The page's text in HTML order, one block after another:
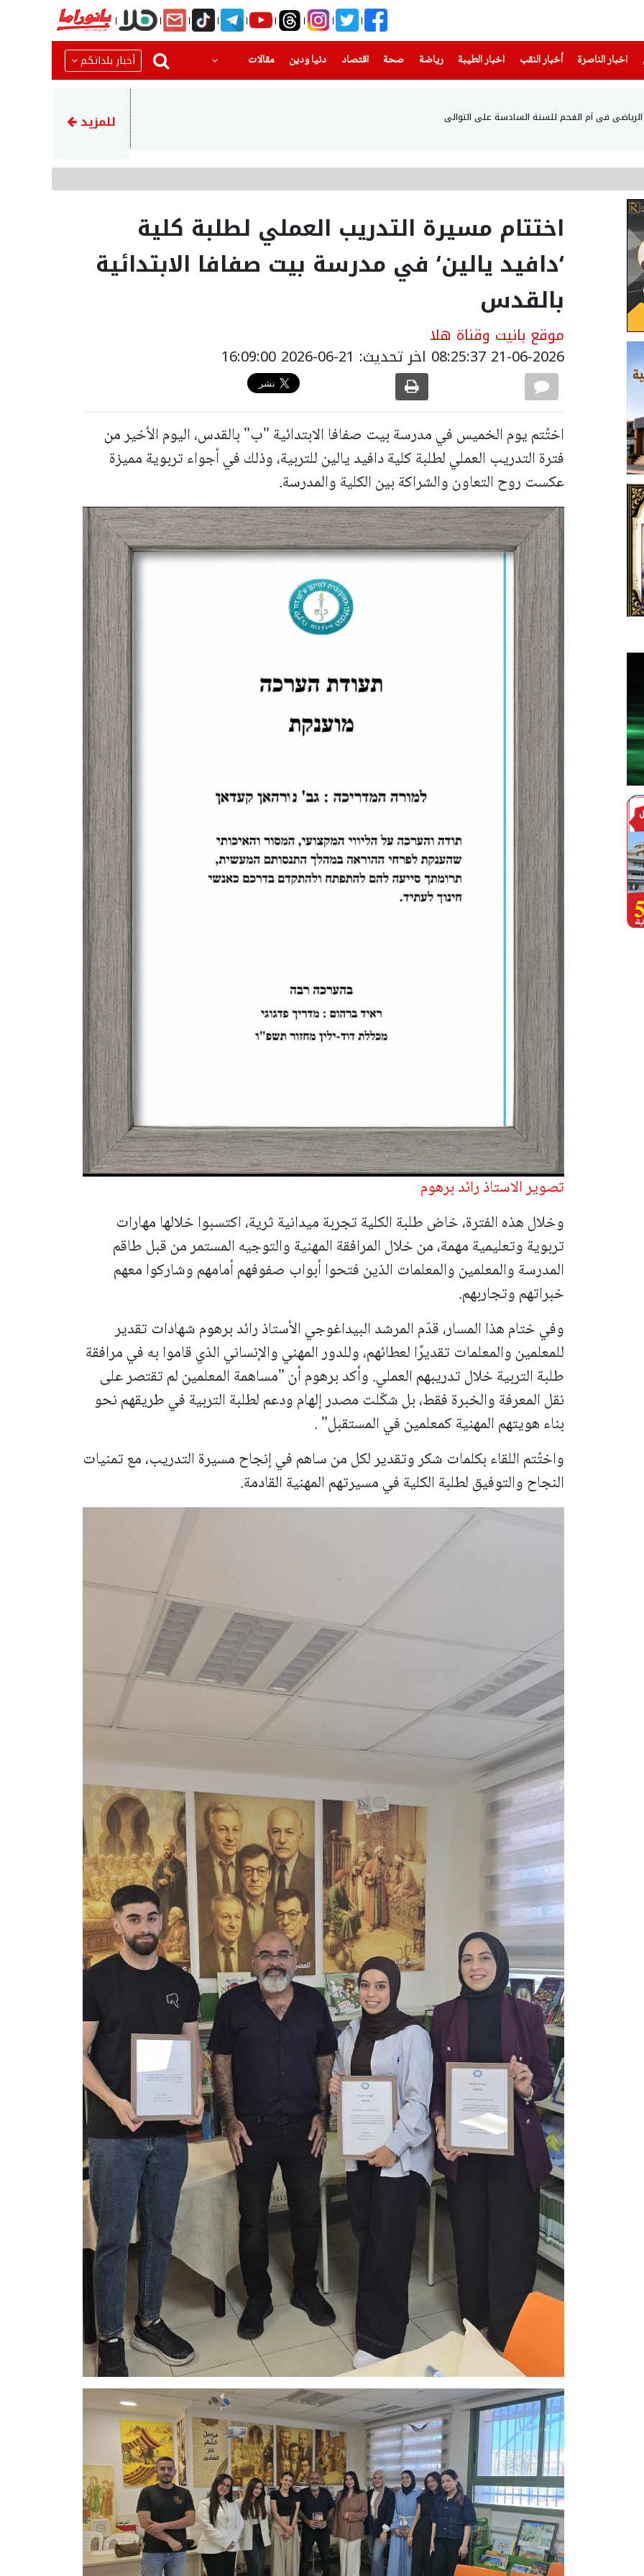
اخبار الناصرة
(current) أخبار النقب اخبار الطيبة(current) رياضة
(current) صحة(current) اقتصاد دنيا ودين
(current) مقالات أخبار بلداتكم
في أم الفحم للسنة السادسة على التوالي ضبط أسلحة وذخيرة في
للمزيد
اختتام مسيرة التدريب العملي لطلبة كلية
‘دافيد يالين‘ في مدرسة بيت صفافا الابتدائية
بالقدس
موقع بانيت وقناة هلا
21-06-2026 08:25:37 اخر تحديث: 21-06-2026 16:09:00
اختُتم يوم الخميس في مدرسة بيت صفافا الابتدائية "ب" بالقدس، اليوم الأخير من
فترة التدريب العملي لطلبة كلية دافيد يالين للتربية، وذلك في أجواء تربوية مميزة
عكست روح التعاون والشراكة بين الكلية والمدرسة.
تصوير الاستاذ رائد برهوم
وخلال هذه الفترة، خاض طلبة الكلية تجربة ميدانية ثرية، اكتسبوا خلالها مهارات
تربوية وتعليمية مهمة، من خلال المرافقة المهنية والتوجيه المستمر من قبل طاقم
المدرسة والمعلمين والمعلمات الذين فتحوا أبواب صفوفهم أمامهم وشاركوا معهم
خبراتهم وتجاربهم.
وفي ختام هذا المسار، قدّم المرشد البيداغوجي الأستاذ رائد برهوم شهادات تقدير
للمعلمين والمعلمات تقديرًا لعطائهم، وللدور المهني والإنساني الذي قاموا به في مرافقة
طلبة التربية خلال تدريبهم العملي. وأكد برهوم أن "مساهمة المعلمين لم تقتصر على
نقل المعرفة والخبرة فقط، بل شكّلت مصدر إلهام ودعم لطلبة التربية في طريقهم نحو
بناء هويتهم المهنية كمعلمين في المستقبل" .
واختُتم اللقاء بكلمات شكر وتقدير لكل من ساهم في إنجاح مسيرة التدريب، مع تمنيات
النجاح والتوفيق لطلبة الكلية في مسيرتهم المهنية القادمة.